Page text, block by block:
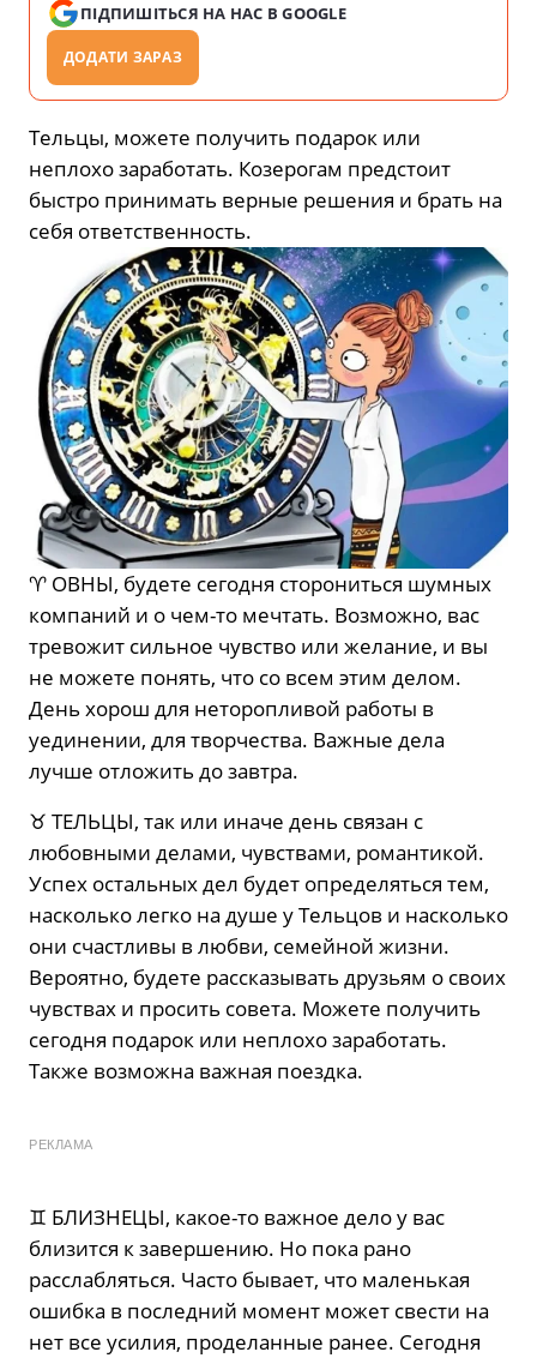
ПІДПИШІТЬСЯ НА НАС В GOOGLE
ДОДАТИ ЗАРАЗ
Тельцы, можете получить подарок или
неплохо заработать. Козерогам предстоит
быстро принимать верные решения и брать на
себя ответственность.
♈️ ОВНЫ, будете сегодня сторониться шумных
компаний и о чем-то мечтать. Возможно, вас
тревожит сильное чувство или желание, и вы
не можете понять, что со всем этим делом.
День хорош для неторопливой работы в
уединении, для творчества. Важные дела
лучше отложить до завтра.
♉️ ТЕЛЬЦЫ, так или иначе день связан с
любовными делами, чувствами, романтикой.
Успех остальных дел будет определяться тем,
насколько легко на душе у Тельцов и насколько
они счастливы в любви, семейной жизни.
Вероятно, будете рассказывать друзьям о своих
чувствах и просить совета. Можете получить
сегодня подарок или неплохо заработать.
Также возможна важная поездка.
РЕКЛАМА
♊️ БЛИЗНЕЦЫ, какое-то важное дело у вас
близится к завершению. Но пока рано
расслабляться. Часто бывает, что маленькая
ошибка в последний момент может свести на
нет все усилия, проделанные ранее. Сегодня